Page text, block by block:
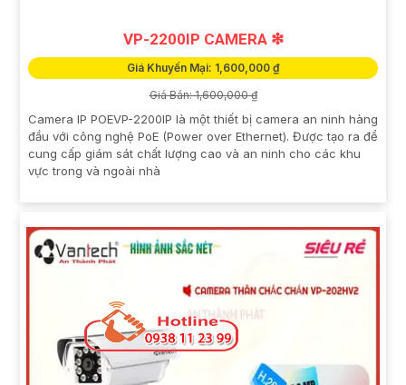
VP-2200IP CAMERA ❇
Giá Khuyến Mại: 1,600,000 ₫
Giá Bán: 1,600,000 ₫
Camera IP POEVP-2200IP là một thiết bị camera an ninh hàng
đầu với công nghệ PoE (Power over Ethernet). Được tạo ra để
cung cấp giám sát chất lượng cao và an ninh cho các khu
vực trong và ngoài nhà